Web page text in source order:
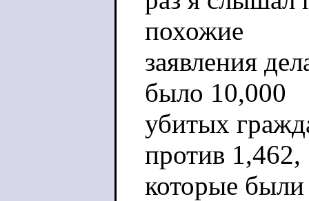
похожие
заявления
было 10,000
убитых
против 1,462,
которые